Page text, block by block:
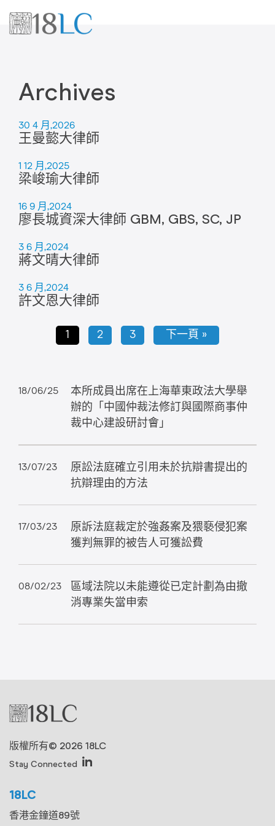
Archives
30 4 月,2026
王曼㦤大律師
1 12 月,2025
梁峻瑜大律師
16 9 月,2024
廖長城資深大律師 GBM, GBS, SC, JP
3 6 月,2024
蔣文晴大律師
3 6 月,2024
許文恩大律師
1 2 3 下一頁 »
18/06/25
本所成員出席在上海華東政法大學舉
辦的「中國仲裁法修訂與國際商事仲
裁中心建設研討會」
13/07/23
原訟法庭確立引用未於抗辯書提出的
抗辯理由的方法
17/03/23
原訴法庭裁定於強姦案及猥褻侵犯案
獲判無罪的被告人可獲訟費
08/02/23
區域法院以未能遵從已定計劃為由撤
消專業失當申索
版權所有© 2026 18LC
Stay Connected
18LC
香港金鐘道89號